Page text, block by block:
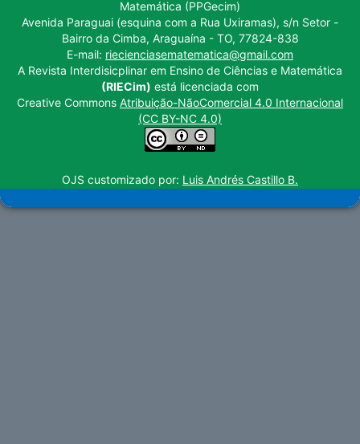
Matemática (PPGecim)
Avenida Paraguai (esquina com a Rua Uxiramas), s/n Setor -
Bairro da Cimba, Araguaína - TO, 77824-838
E-mail: riecienciasematematica@gmail.com
A Revista Interdisicplinar em Ensino de Ciências e Matemática
(RIECim) está licenciada com
Creative Commons Atribuição-NãoComercial 4.0 Internacional
(CC BY-NC 4.0)
OJS customizado por: Luis Andrés Castillo B.